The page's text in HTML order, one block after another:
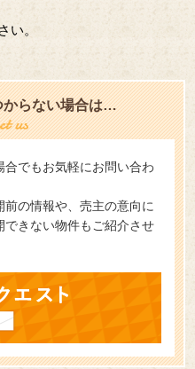
い。
からない場合は…
合でもお気軽にお問い合わ
の情報や、売主の意向に
できない物件もご紹介させ